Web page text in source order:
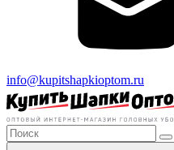
info@kupitshapkioptom.ru